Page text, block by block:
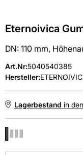
Eternoivica
DN: 110 mm,
Art.Nr:5040540385
Hersteller:
Lagerbestand in